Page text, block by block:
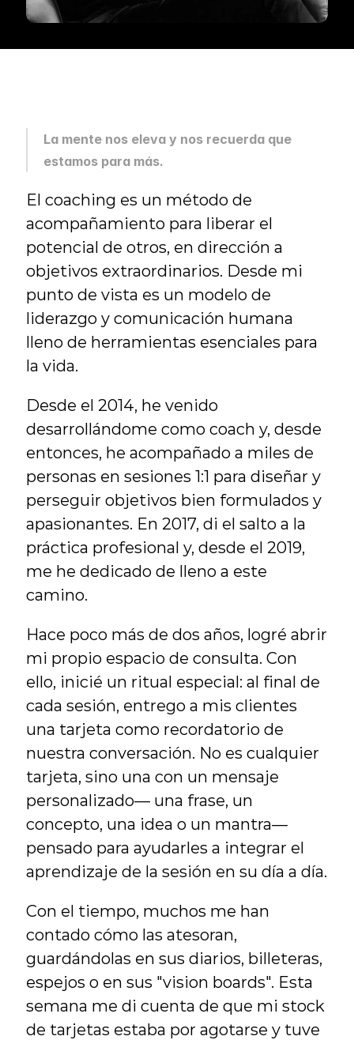
La mente nos eleva y nos recuerda que
estamos para más.
El coaching es un método de
acompañamiento para liberar el
potencial de otros, en dirección a
objetivos extraordinarios. Desde mi
punto de vista es un modelo de
liderazgo y comunicación humana
lleno de herramientas esenciales para
la vida.
Desde el 2014, he venido
desarrollándome como coach y, desde
entonces, he acompañado a miles de
personas en sesiones 1:1 para diseñar y
perseguir objetivos bien formulados y
apasionantes. En 2017, di el salto a la
práctica profesional y, desde el 2019,
me he dedicado de lleno a este
camino.
Hace poco más de dos años, logré abrir
mi propio espacio de consulta. Con
ello, inicié un ritual especial: al final de
cada sesión, entrego a mis clientes
una tarjeta como recordatorio de
nuestra conversación. No es cualquier
tarjeta, sino una con un mensaje
personalizado— una frase, un
concepto, una idea o un mantra—
pensado para ayudarles a integrar el
aprendizaje de la sesión en su día a día.
Con el tiempo, muchos me han
contado cómo las atesoran,
guardándolas en sus diarios, billeteras,
espejos o en sus "vision boards". Esta
semana me di cuenta de que mi stock
de tarjetas estaba por agotarse y tuve